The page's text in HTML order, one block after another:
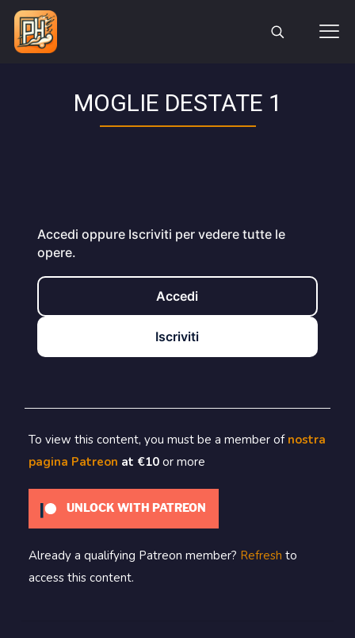
MOGLIE DESTATE 1
Accedi oppure Iscriviti per vedere tutte le
opere.
Accedi
Iscriviti
To view this content, you must be a member of nostra
pagina Patreon at €10 or more
UNLOCK WITH PATREON
Already a qualifying Patreon member? Refresh to
access this content.